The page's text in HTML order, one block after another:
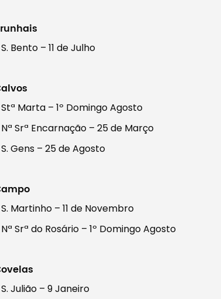
S. Bento – 11 de Julho
Stª Marta – 1º Domingo Agosto
Nª Srª Encarnação – 25 de Março
S. Gens – 25 de Agosto
S. Martinho – 11 de Novembro
Nª Srª do Rosário – 1º Domingo Agosto
S. Julião – 9 Janeiro